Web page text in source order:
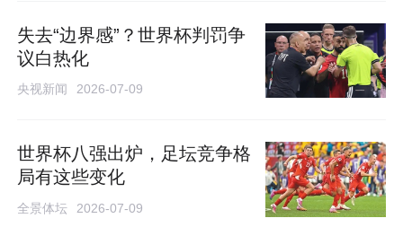
失去“边界感”？世界杯判罚争
议白热化
央视新闻 2026-07-09
世界杯八强出炉，足坛竞争格
局有这些变化
全景体坛 2026-07-09